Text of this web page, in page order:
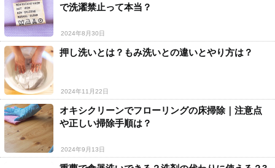
で洗濯禁止って本当？
2024年8月30日
押し洗いとは？もみ洗いとの違いとやり方は？
2024年11月22日
オキシクリーンでフローリングの床掃除｜注意点
や正しい掃除手順は？
2024年9月13日